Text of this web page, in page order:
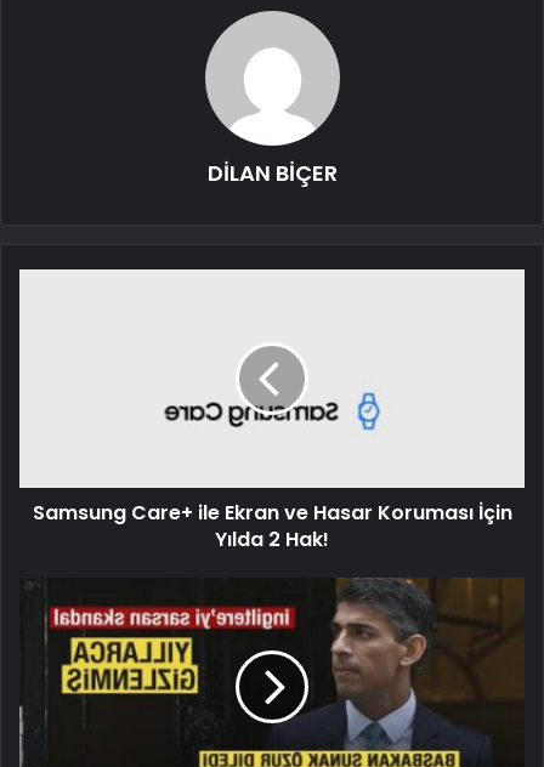
DİLAN BİÇER
Samsung Care+ ile Ekran ve Hasar Koruması İçin
Yılda 2 Hak!